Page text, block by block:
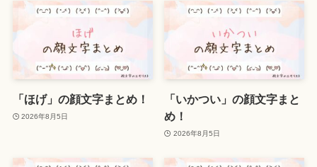
「ほげ」の顔文字まとめ！
2026年8月5日
「いかつい」の顔文字まと
め！
2026年8月5日